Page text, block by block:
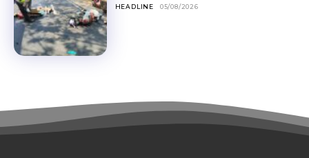
HEADLINE 05/08/2026